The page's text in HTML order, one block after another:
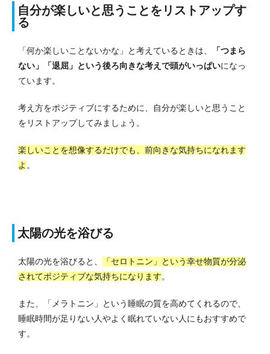
自分が楽しいと思うことをリストアップす
る
「何か楽しいことないかな」と考えているときは、
「つまら
ない」「退屈」という後ろ向きな考えで頭がいっぱいになっ
ています。
考え方をポジティブにするために、自分が楽しいと思うこと
をリストアップしてみましょう。
楽しいことを想像するだけでも、前向きな気持ちになれます
よ 。
太陽の光を浴びる
太陽の光を浴びると、
「セロトニン」という幸せ物質が分泌
されてポジティブな気持ちになります。
また、「メラトニン」という睡眠の質を高めてくれるので、
睡眠時間が足りない人やよく眠れていない人にもおすすめで
す。